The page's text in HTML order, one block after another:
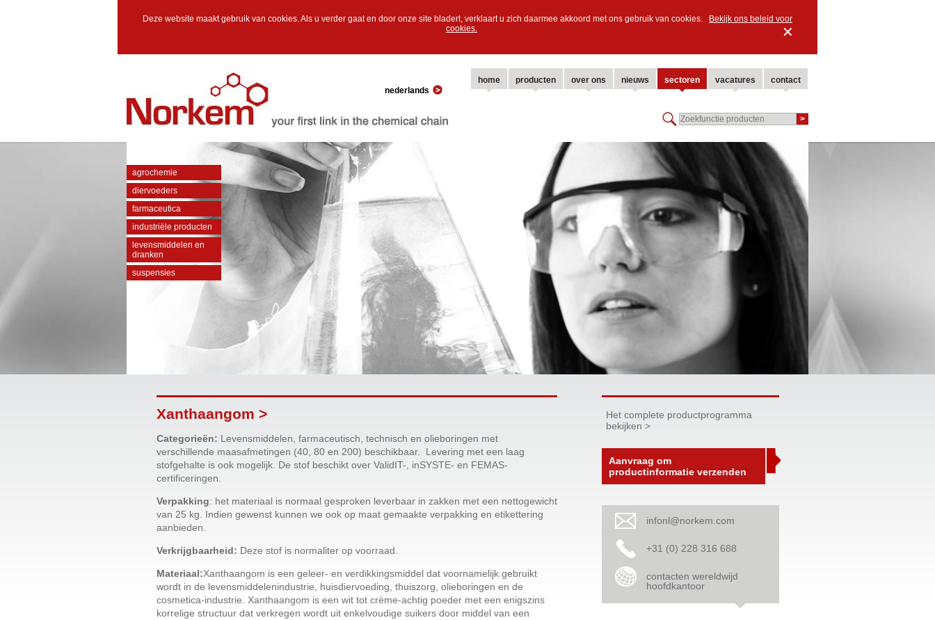
Deze website maakt gebruik van cookies. Als u verder gaat en door onze site bladert, verklaart u zich daarmee akkoord met ons gebruik van cookies.
Bekijk ons beleid voor
cookies.
✕
home producten over ons nieuws sectoren vacatures
contact
nederlands
agrochemie
diervoeders
farmaceutica
industriële producten
levensmiddelen en
dranken
suspensies
Xanthaangom >
Categorieën: Levensmiddelen, farmaceutisch, technisch en olieboringen met
verschillende maasafmetingen (40, 80 en 200) beschikbaar. Levering met een laag
stofgehalte is ook mogelijk. De stof beschikt over ValidIT-, inSYSTE- en FEMAS-
certificeringen.
Verpakking: het materiaal is normaal gesproken leverbaar in zakken met een nettogewicht
van 25 kg. Indien gewenst kunnen we ook op maat gemaakte verpakking en etikettering
aanbieden.
Verkrijgbaarheid: Deze stof is normaliter op voorraad.
Materiaal:Xanthaangom is een geleer- en verdikkingsmiddel dat voornamelijk gebruikt
wordt in de levensmiddelenindustrie, huisdiervoeding, thuiszorg, olieboringen en de
cosmetica-industrie. Xanthaangom is een wit tot crème-achtig poeder met een enigszins
korrelige structuur dat verkregen wordt uit enkelvoudige suikers door middel van een
Het complete productprogramma
bekijken >
Aanvraag om
productinformatie verzenden
infonl@norkem.com
+31 (0) 228 316 688
contacten wereldwijd
hoofdkantoor